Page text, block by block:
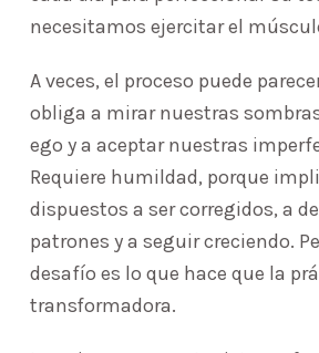
necesitamos ejercitar el
A veces, el proceso puede
obliga a mirar nuestras
ego y a aceptar nuestras
Requiere humildad, porque
dispuestos a ser corregidos, a
patrones y a seguir creciendo.
desafío es lo que hace que la
transformadora.